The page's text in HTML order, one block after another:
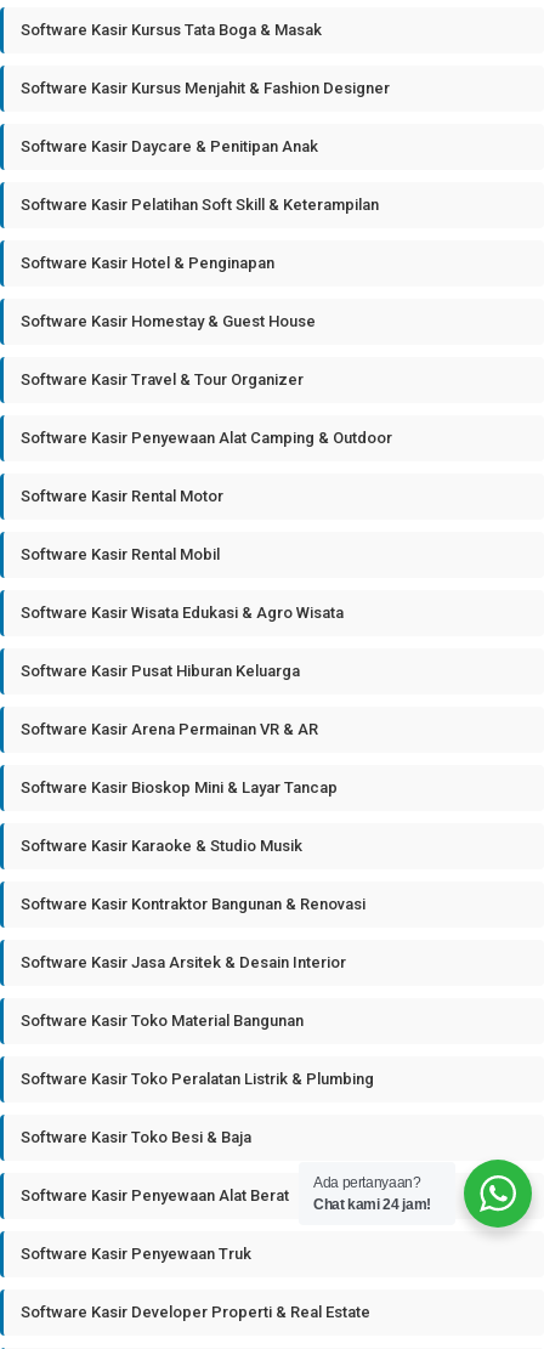
Software Kasir Kursus Tata Boga & Masak
Software Kasir Kursus Menjahit & Fashion Designer
Software Kasir Daycare & Penitipan Anak
Software Kasir Pelatihan Soft Skill & Keterampilan
Software Kasir Hotel & Penginapan
Software Kasir Homestay & Guest House
Software Kasir Travel & Tour Organizer
Software Kasir Penyewaan Alat Camping & Outdoor
Software Kasir Rental Motor
Software Kasir Rental Mobil
Software Kasir Wisata Edukasi & Agro Wisata
Software Kasir Pusat Hiburan Keluarga
Software Kasir Arena Permainan VR & AR
Software Kasir Bioskop Mini & Layar Tancap
Software Kasir Karaoke & Studio Musik
Software Kasir Kontraktor Bangunan & Renovasi
Software Kasir Jasa Arsitek & Desain Interior
Software Kasir Toko Material Bangunan
Software Kasir Toko Peralatan Listrik & Plumbing
Software Kasir Toko Besi & Baja
Software Kasir Penyewaan Alat Berat
Software Kasir Penyewaan Truk
Software Kasir Developer Properti & Real Estate
Ada pertanyaan?
Chat kami 24 jam!